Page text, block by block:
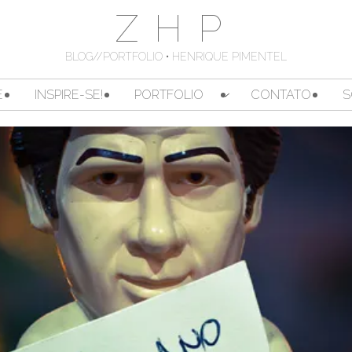
ZHP
BLOG//PORTFOLIO • HENRIQUE PIMENTEL
INSPIRE-SE! PORTFOLIO CONTATO